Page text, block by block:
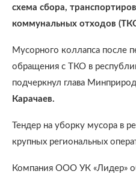
схема сбора,
коммунальных отходов
Мусорного коллапса после
обращения с ТКО в
подчеркнул глава
Карачаев.
Тендер на уборку мусора в
крупных региональных
Компания ООО УК «Лидер»